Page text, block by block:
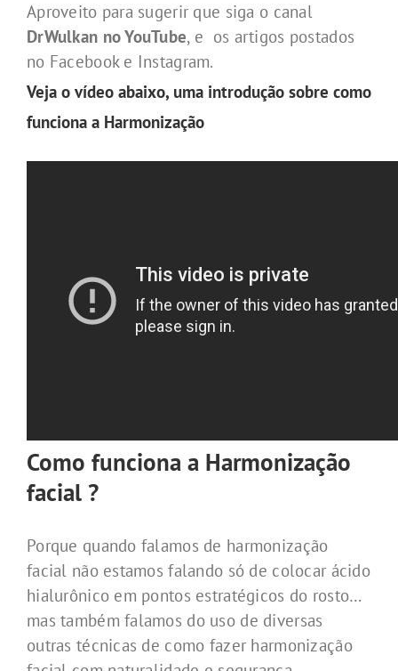
Aproveito para sugerir que siga o canal
DrWulkan no YouTube, e os artigos postados
no Facebook e Instagram.
Veja o vídeo abaixo, uma introdução sobre como
funciona a Harmonização
Como funciona a Harmonização
facial ?
Porque quando falamos de harmonização
facial não estamos falando só de colocar ácido
hialurônico em pontos estratégicos do rosto…
mas também falamos do uso de diversas
outras técnicas de como fazer harmonização